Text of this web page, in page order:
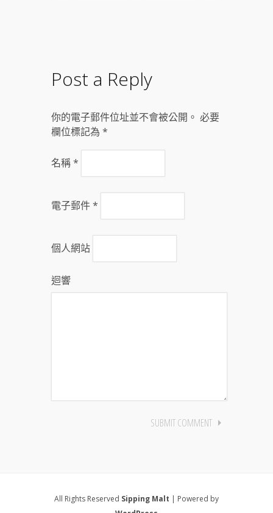
Post a Reply
你的電子郵件位址並不會被公開。 必要
欄位標記為 *
名稱*
電子郵件*
個人網站
迴響
All Rights Reserved Sipping Malt | Powered by